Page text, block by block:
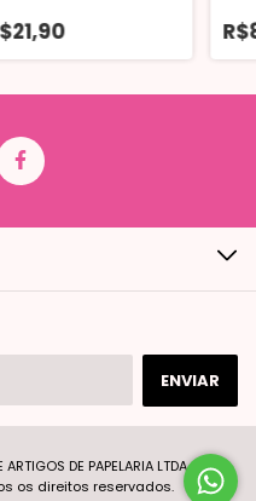
DE PAPELARIA LTDA -
os direitos reservados.